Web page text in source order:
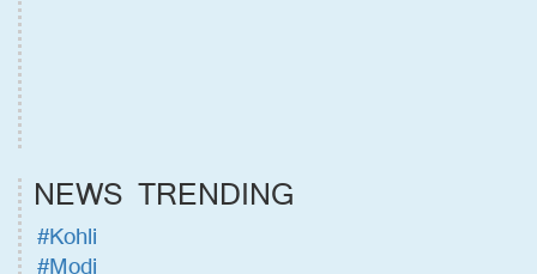
NEWS TRENDING
#Kohli
#Modi